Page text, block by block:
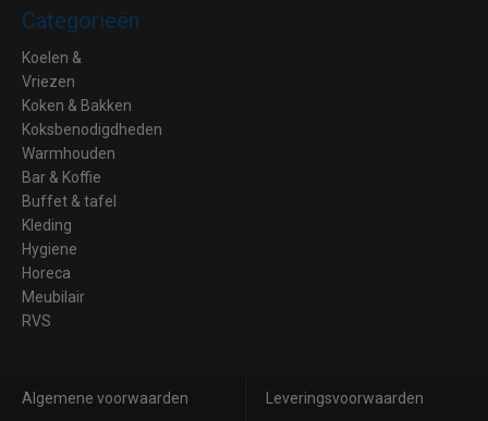
Categorieën
Koelen &
Vriezen
Koken & Bakken
Koksbenodigdheden
Warmhouden
Bar & Koffie
Buffet & tafel
Kleding
Hygiene
Horeca
Meubilair
RVS
Algemene voorwaarden Leveringsvoorwaarden